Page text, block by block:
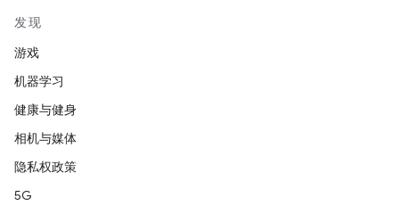
发现
游戏
机器学习
健康与健身
相机与媒体
隐私权政策
5G